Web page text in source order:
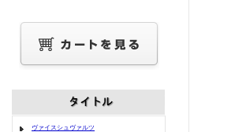
ヴァイスシュヴァルツ